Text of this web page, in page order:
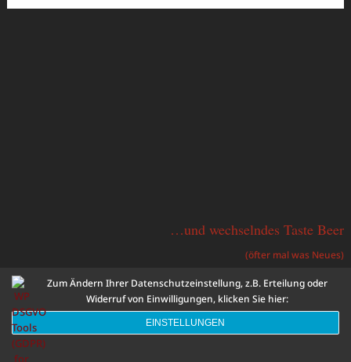
…und wechselndes Taste Beer
(öfter mal was Neues)
Zum Ändern Ihrer Datenschutzeinstellung, z.B. Erteilung oder
Widerruf von Einwilligungen, klicken Sie hier:
EINSTELLUNGEN